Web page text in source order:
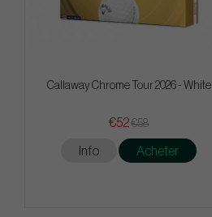
Callaway Chrome Tour 2026 - White
€52€58
Info Acheter